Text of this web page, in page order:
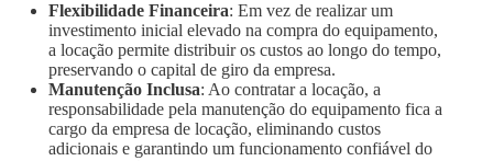
Flexibilidade Financeira: Em vez de realizar um
investimento inicial elevado na compra do equipamento,
a locação permite distribuir os custos ao longo do tempo,
preservando o capital de giro da empresa.
Manutenção Inclusa: Ao contratar a locação, a
responsabilidade pela manutenção do equipamento fica a
cargo da empresa de locação, eliminando custos
adicionais e garantindo um funcionamento confiável do